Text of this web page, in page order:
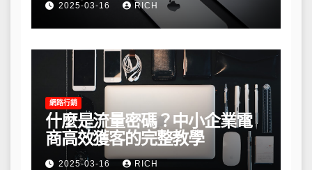
2025-03-16 RICH
網路行銷
什麼是流量密碼？中小企業電
商高效獲客的完整教學
2025-03-16 RICH